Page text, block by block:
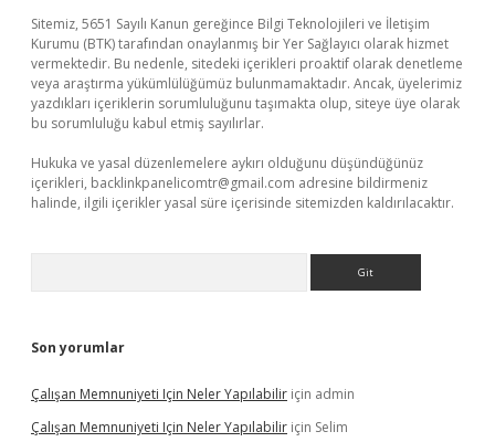
Sitemiz, 5651 Sayılı Kanun gereğince Bilgi Teknolojileri ve İletişim
Kurumu (BTK) tarafından onaylanmış bir Yer Sağlayıcı olarak hizmet
vermektedir. Bu nedenle, sitedeki içerikleri proaktif olarak denetleme
veya araştırma yükümlülüğümüz bulunmamaktadır. Ancak, üyelerimiz
yazdıkları içeriklerin sorumluluğunu taşımakta olup, siteye üye olarak
bu sorumluluğu kabul etmiş sayılırlar.
Hukuka ve yasal düzenlemelere aykırı olduğunu düşündüğünüz
içerikleri, backlinkpanelicomtr@gmail.com adresine bildirmeniz
halinde, ilgili içerikler yasal süre içerisinde sitemizden kaldırılacaktır.
Son yorumlar
Çalışan Memnuniyeti Için Neler Yapılabilir için admin
Çalışan Memnuniyeti Için Neler Yapılabilir için Selim